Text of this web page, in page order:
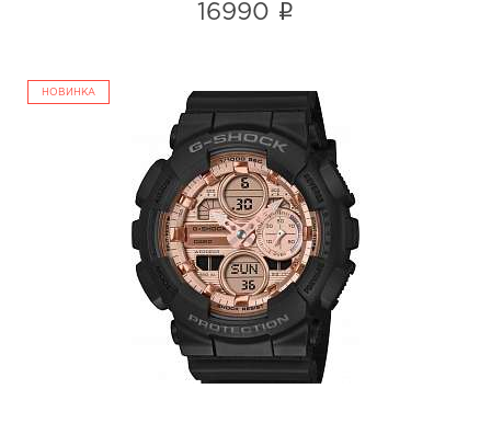
16990 i
НОВИНКА
G-shock
GMA-S140PG-1A
i